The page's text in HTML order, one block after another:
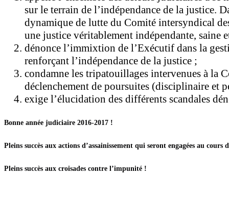
sur le terrain de l’indépendance de la justice.
dynamique de lutte du Comité intersyndical
une justice véritablement indépendante, saine
dénonce l’immixtion de l’Exécutif dans la
renforçant l’indépendance de la justice ;
condamne les tripatouillages intervenues à la
déclenchement de poursuites (disciplinaire et
exige l’élucidation des différents scandales
Bonne année judiciaire 2016-2017 !
Pleins succès aux actions d’assainissement qui seront engagées au cours
Pleins succès aux croisades contre l’impunité !